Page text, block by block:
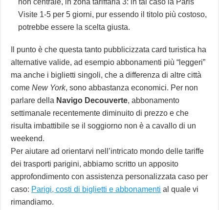
non centrale, in zona tariffaria 3: in tal caso la Paris
Visite 1-5 per 5 giorni, pur essendo il titolo più costoso,
potrebbe essere la scelta giusta.
Il punto è che questa tanto pubblicizzata card turistica ha
alternative valide, ad esempio abbonamenti più “leggeri”
ma anche i biglietti singoli, che a differenza di altre città
comeNew York, sono abbastanza economici. Per non
parlare della Navigo Decouverte, abbonamento
settimanale recentemente diminuito di prezzo e che
risulta imbattibile se il soggiorno non è a cavallo di un
weekend.
Per aiutare ad orientarvi nell’intricato mondo delle tariffe
dei trasporti parigini, abbiamo scritto un apposito
approfondimento con assistenza personalizzata caso per
caso: Parigi, costi di biglietti e abbonamenti al quale vi
rimandiamo.